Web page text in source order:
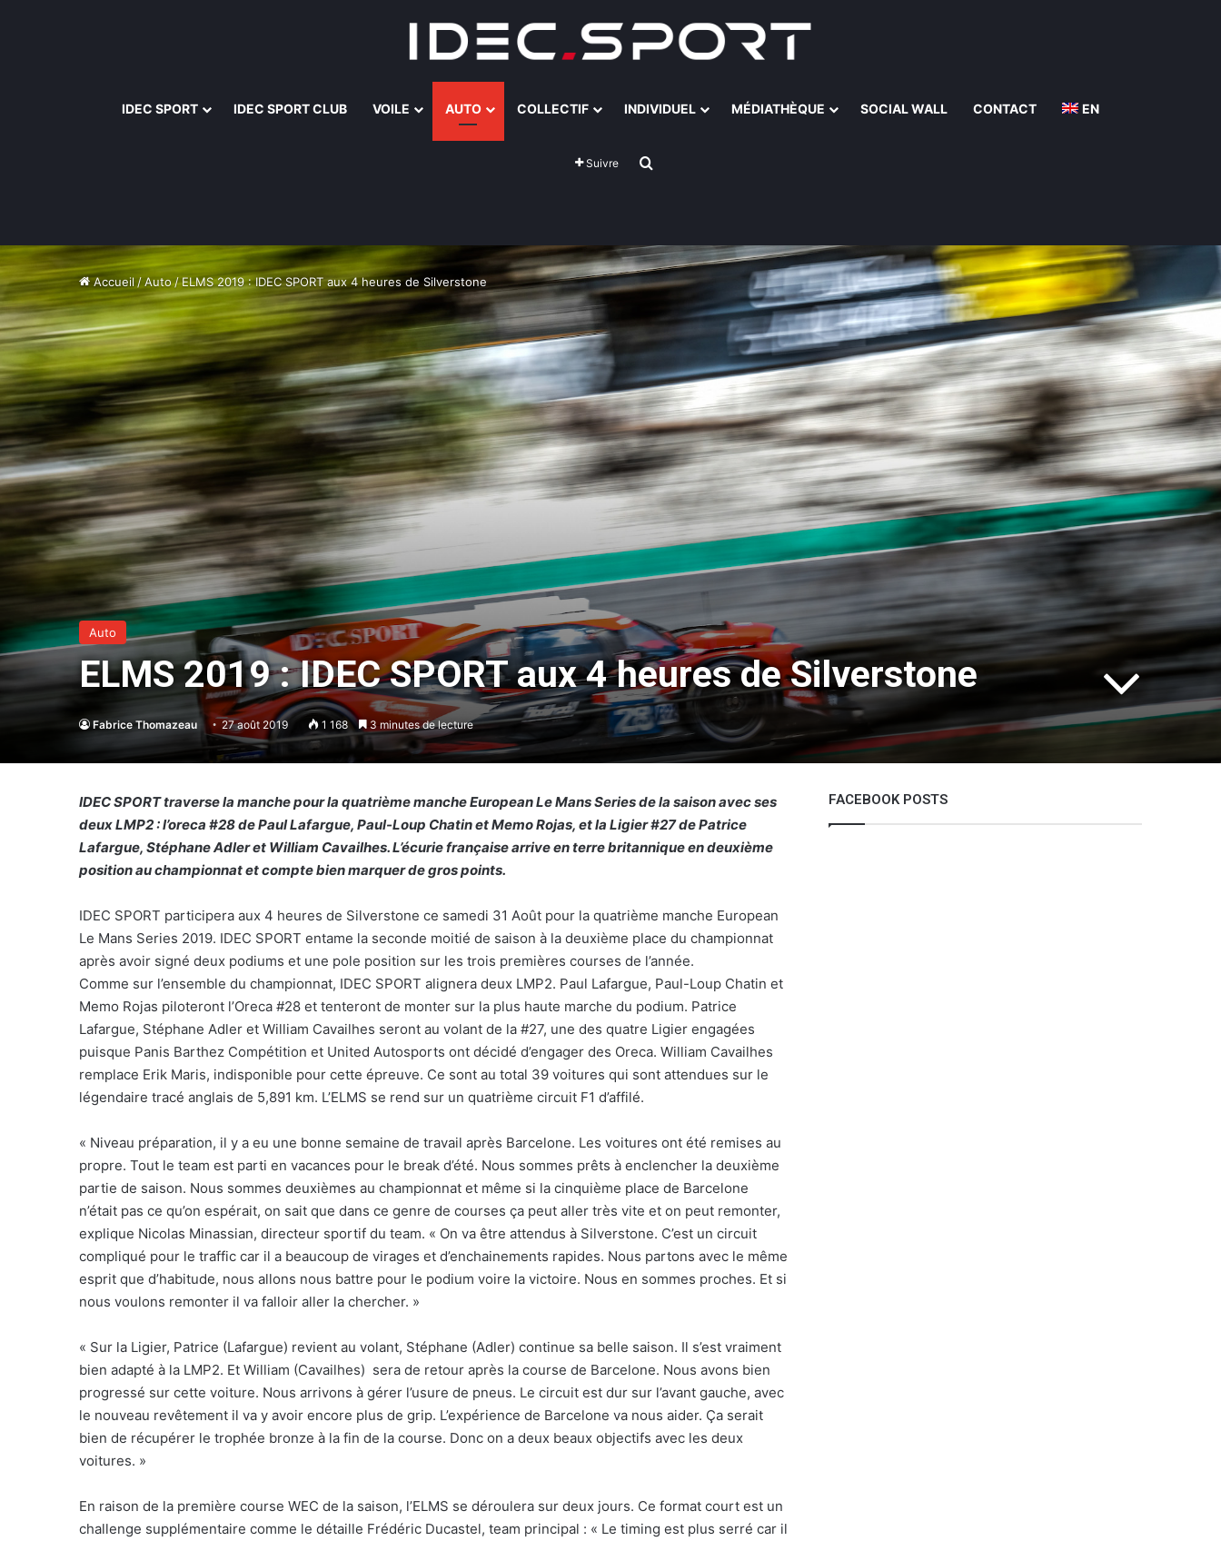
IDEC SPORT IDEC SPORT CLUB VOILE AUTO COLLECTIF INDIVIDUEL MÉDIATHÈQUE SOCIAL WALL CONTACT EN
Suivre
Accueil /Auto /ELMS 2019 : IDEC SPORT aux 4 heures de Silverstone
Auto
ELMS 2019 : IDEC SPORT aux 4 heures de Silverstone
Fabrice Thomazeau 27 août 2019 1 168 3 minutes de lecture
IDEC SPORT traverse la manche pour la quatrième manche European Le Mans Series de la saison avec ses
deux LMP2 : l’oreca #28 de Paul Lafargue, Paul-Loup Chatin et Memo Rojas, et la Ligier #27 de Patrice
Lafargue, Stéphane Adler et William Cavailhes. L’écurie française arrive en terre britannique en deuxième
position au championnat et compte bien marquer de gros points.
IDEC SPORT participera aux 4 heures de Silverstone ce samedi 31 Août pour la quatrième manche European
Le Mans Series 2019. IDEC SPORT entame la seconde moitié de saison à la deuxième place du championnat
après avoir signé deux podiums et une pole position sur les trois premières courses de l’année.
Comme sur l’ensemble du championnat, IDEC SPORT alignera deux LMP2. Paul Lafargue, Paul-Loup Chatin et
Memo Rojas piloteront l’Oreca #28 et tenteront de monter sur la plus haute marche du podium. Patrice
Lafargue, Stéphane Adler et William Cavailhes seront au volant de la #27, une des quatre Ligier engagées
puisque Panis Barthez Compétition et United Autosports ont décidé d’engager des Oreca. William Cavailhes
remplace Erik Maris, indisponible pour cette épreuve. Ce sont au total 39 voitures qui sont attendues sur le
légendaire tracé anglais de 5,891 km. L’ELMS se rend sur un quatrième circuit F1 d’affilé.
« Niveau préparation, il y a eu une bonne semaine de travail après Barcelone. Les voitures ont été remises au
propre. Tout le team est parti en vacances pour le break d’été. Nous sommes prêts à enclencher la deuxième
partie de saison. Nous sommes deuxièmes au championnat et même si la cinquième place de Barcelone
n’était pas ce qu’on espérait, on sait que dans ce genre de courses ça peut aller très vite et on peut remonter,
explique Nicolas Minassian, directeur sportif du team. « On va être attendus à Silverstone. C’est un circuit
compliqué pour le traffic car il a beaucoup de virages et d’enchainements rapides. Nous partons avec le même
esprit que d’habitude, nous allons nous battre pour le podium voire la victoire. Nous en sommes proches. Et si
nous voulons remonter il va falloir aller la chercher. »
« Sur la Ligier, Patrice (Lafargue) revient au volant, Stéphane (Adler) continue sa belle saison. Il s’est vraiment
bien adapté à la LMP2. Et William (Cavailhes) sera de retour après la course de Barcelone. Nous avons bien
progressé sur cette voiture. Nous arrivons à gérer l’usure de pneus. Le circuit est dur sur l’avant gauche, avec
le nouveau revêtement il va y avoir encore plus de grip. L’expérience de Barcelone va nous aider. Ça serait
bien de récupérer le trophée bronze à la fin de la course. Donc on a deux beaux objectifs avec les deux
voitures. »
En raison de la première course WEC de la saison, l’ELMS se déroulera sur deux jours. Ce format court est un
challenge supplémentaire comme le détaille Frédéric Ducastel, team principal : « Le timing est plus serré car il
FACEBOOK POSTS